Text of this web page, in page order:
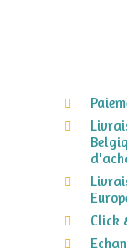
Click